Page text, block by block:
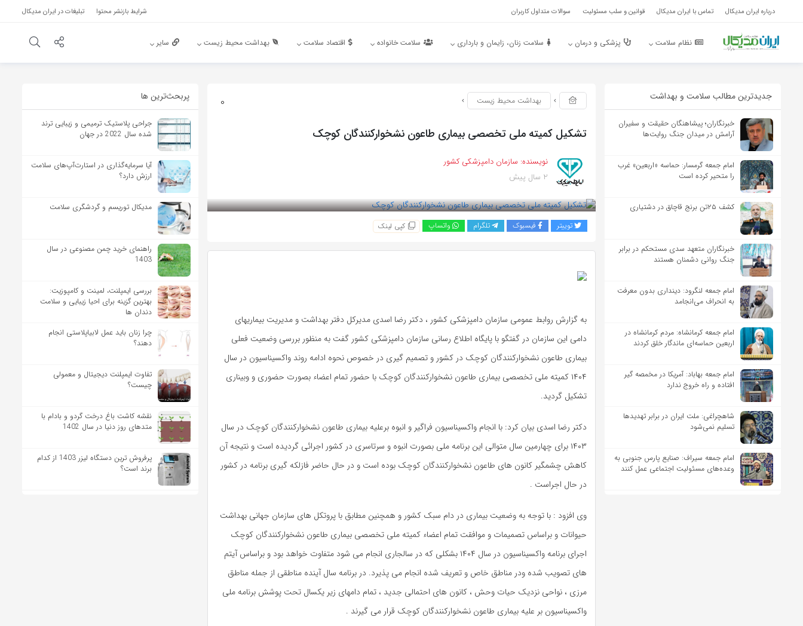
درباره ایران مدیکال تماس با ایران مدیکال قوانین و سلب مسئولیت سوالات متداول کاربران شرایط بازنشر محتوا تبلیغات در ایران مدیکال
نظام سلامت پزشکی و درمان سلامت زنان، زایمان و بارداری سلامت خانواده اقتصاد سلامت بهداشت محیط زیست سایر
جدیدترین مطالب سلامت و بهداشت
خبرنگاران؛ پیشاهنگان حقیقت و سفیران
آرامش در میدان جنگ روایت‌ها
امام جمعه گرمسار: حماسه «اربعین» غرب
را متحیر کرده است
کشف ۲۵تن برنج قاچاق در دشتیاری
خبرنگاران متعهد سدی مستحکم در برابر
جنگ روانی دشمنان هستند
امام جمعه لنگرود: دینداری بدون معرفت
به انحراف می‌انجامد
امام جمعه کرمانشاه: مردم کرمانشاه در
اربعین حماسه‌ای ماندگار خلق کردند
امام جمعه بهاباد: آمریکا در مخمصه گیر
افتاده و راه خروج ندارد
شاهچراغی: ملت ایران در برابر تهدیدها
تسلیم نمی‌شود
امام جمعه سیراف: صنایع پارس جنوبی به
وعده‌های مسئولیت اجتماعی عمل کنند
0 بهداشت محیط زیست
تشکیل کمیته ملی تخصصی بیماری طاعون نشخوارکنندگان کوچک
نویسنده: سازمان دامپزشکی کشور
2 سال پیش
توییتر فیسبوک تلگرام واتساپ کپی لینک
به گزارش روابط عمومی سازمان دامپزشکی کشور ، دکتر رضا اسدی مدیرکل دفتر بهداشت و مدیریت بیماریهای
دامی این سازمان در گفتگو با پایگاه اطلاع رسانی سازمان دامپزشکی کشور گفت به منظور بررسی وضعیت فعلی
بیماری طاعون نشخوارکنندگان کوچک در کشور و تصمیم گیری در خصوص نحوه ادامه روند واکسیناسیون در سال
۱۴۰۴ کمیته ملی تخصصی بیماری طاعون نشخوارکنندگان کوچک با حضور تمام اعضاء بصورت حضوری و وبیناری
تشکیل گردید.
دکتر رضا اسدی بیان کرد: با انجام واکسیناسیون فراگیر و انبوه برعلیه بیماری طاعون نشخوارکنندگان کوچک در سال
۱۴۰۳ برای چهارمین سال متوالی این برنامه ملی بصورت انبوه و سرتاسری در کشور اجرائی گردیده است و نتیجه آن
کاهش چشمگیر کانون های طاعون نشخوارکنندگان کوچک بوده است و در حال حاضر فازلکه گیری برنامه در کشور
در حال اجراست .
وی افزود : با توجه به وضعیت بیماری در دام سبک کشور و همچنین مطابق با پروتکل های سازمان جهانی بهداشت
حیوانات و براساس تصمیمات و موافقت تمام اعضاء کمیته ملی تخصصی بیماری طاعون نشخوارکنندگان کوچک
اجرای برنامه واکسیناسیون در سال ۱۴۰۴ بشکلی که در سالجاری انجام می شود متفاوت خواهد بود و براساس آیتم
های تصویب شده ودر مناطق خاص و تعریف شده انجام می پذیرد. در برنامه سال آینده مناطقی از جمله مناطق
مرزی ، نواحی نزدیک حیات وحش ، کانون های احتمالی جدید ، تمام دامهای زیر یکسال تحت پوشش برنامه ملی
واکسیناسیون بر علیه بیماری طاعون نشخوارکنندگان کوچک قرار می گیرند .
پربحث‌‌ترین ها
جراحی پلاستیک ترمیمی و زیبایی ترند
شده سال 2022 در جهان
آیا سرمایه‌گذاری در استارت‌آپ‌های سلامت
ارزش دارد؟
مدیکال توریسم و گردشگری سلامت
راهنمای خرید چمن مصنوعی در سال
1403
بررسی ایمپلنت، لمینت و کامپوزیت:
بهترین گزینه برای احیا زیبایی و سلامت
دندان ها
چرا زنان باید عمل لابیاپلاستی انجام
دهند؟
تفاوت ایمپلنت دیجیتال و معمولی
چیست؟
نقشه کاشت باغ درخت گردو و بادام با
متدهای روز دنیا در سال 1402
پرفروش ترین دستگاه لیزر 1403 از کدام
برند است؟